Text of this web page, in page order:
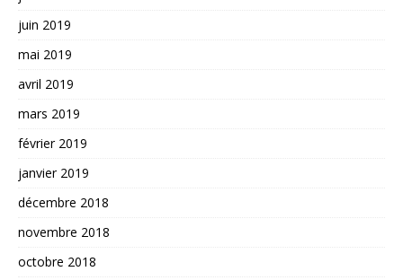
juin 2019
mai 2019
avril 2019
mars 2019
février 2019
janvier 2019
décembre 2018
novembre 2018
octobre 2018